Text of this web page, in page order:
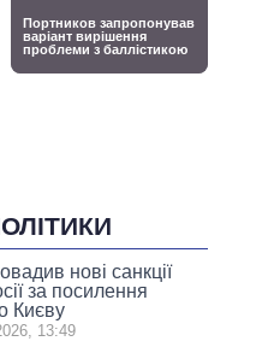
нові санкції
за посилення
Києву
13:49